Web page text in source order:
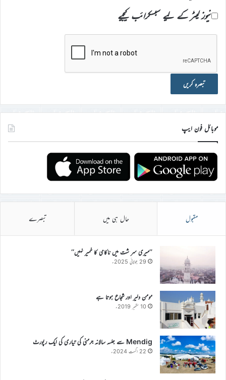
نیوز لیٹر کے لیے سبسکرائب کیجیے
موبائل فون ایپ
مقبول حال ہی میں تبصرے
’’میری سر شت میں ناکامی کا خمیر نہیں‘‘
29 جولائی 2025ء
مومن دلیر اور شجاع ہوتا ہے
10 ستمبر 2019ء
Mendig سے جلسہ سالانہ جرمنی کی تیاری کی ایک رپورٹ
22 اگست 2024ء